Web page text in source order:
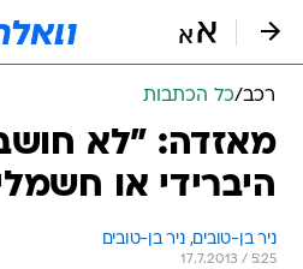
רכב/כל הכתבות
מאזדה: "לא
היברידי או
ניר בן-טובים, ניר בן-טובים
17.7.2013 / 5:25